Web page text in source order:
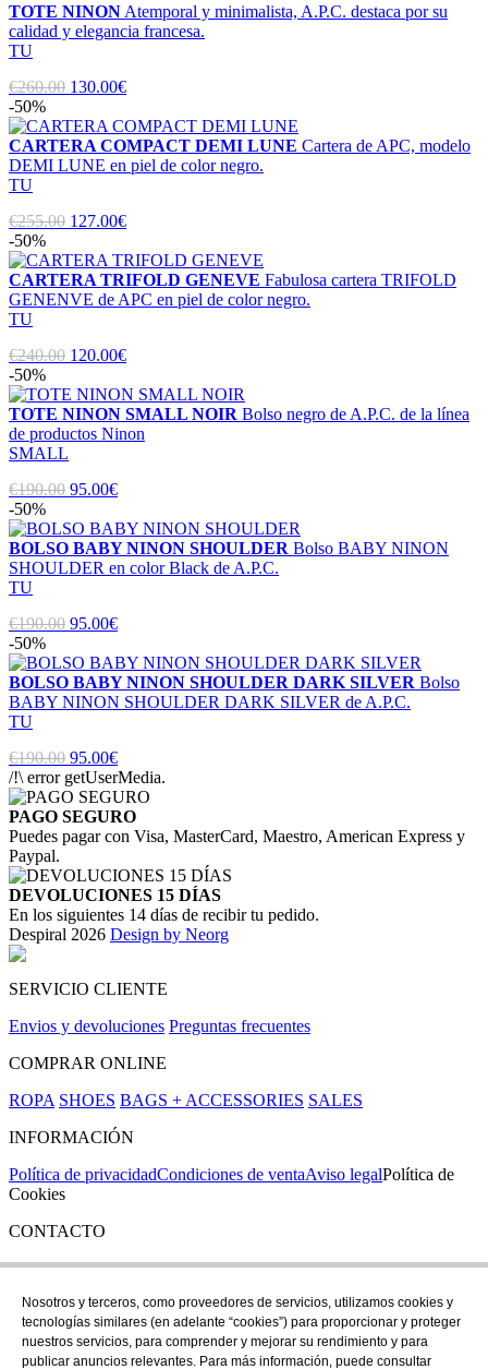
TOTE NINON Atemporal y minimalista, A.P.C. destaca por su
calidad y elegancia francesa.
TU
€260.00 130.00€
-50%
CARTERA COMPACT DEMI LUNE Cartera de APC, modelo
DEMI LUNE en piel de color negro.
TU
€255.00 127.00€
-50%
CARTERA TRIFOLD GENEVE Fabulosa cartera TRIFOLD
GENENVE de APC en piel de color negro.
TU
€240.00 120.00€
-50%
TOTE NINON SMALL NOIR Bolso negro de A.P.C. de la línea
de productos Ninon
SMALL
€190.00 95.00€
-50%
BOLSO BABY NINON SHOULDER Bolso BABY NINON
SHOULDER en color Black de A.P.C.
TU
€190.00 95.00€
-50%
BOLSO BABY NINON SHOULDER DARK SILVER Bolso
BABY NINON SHOULDER DARK SILVER de A.P.C.
TU
€190.00 95.00€
/!\ error getUserMedia.
PAGO SEGURO
Puedes pagar con Visa, MasterCard, Maestro, American Express y
Paypal.
DEVOLUCIONES 15 DÍAS
En los siguientes 14 días de recibir tu pedido.
Despiral 2026 Design by Neorg
SERVICIO CLIENTE
Envios y devoluciones Preguntas frecuentes
COMPRAR ONLINE
ROPA SHOES BAGS + ACCESSORIES SALES
INFORMACIÓN
Política de privacidadCondiciones de ventaAviso legalPolítica de
Cookies
CONTACTO
Si tienes cualquier duda puedes contactar con nosotros en nuestra
TEL: +34 972 21 30 04
EMAIL: despiral@despiral.com
Nosotros y terceros, como proveedores de servicios, utilizamos cookies y
tecnologías similares (en adelante “cookies”) para proporcionar y proteger
nuestros servicios, para comprender y mejorar su rendimiento y para
publicar anuncios relevantes. Para más información, puede consultar